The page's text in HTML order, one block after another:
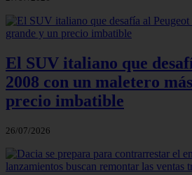
El SUV italiano que
2008 con un maletero
precio imbatible
26/07/2026